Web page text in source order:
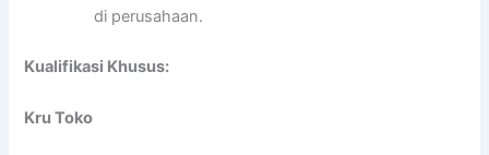
di perusahaan.
Kualifikasi Khusus:
Kru Toko